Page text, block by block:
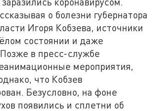
о болезни губернатора
Игоря Кобзева, источники
состоянии и даже
в пресс-службе
мероприятия,
что Кобзев
Безусловно, на фоне
появились и сплетни об